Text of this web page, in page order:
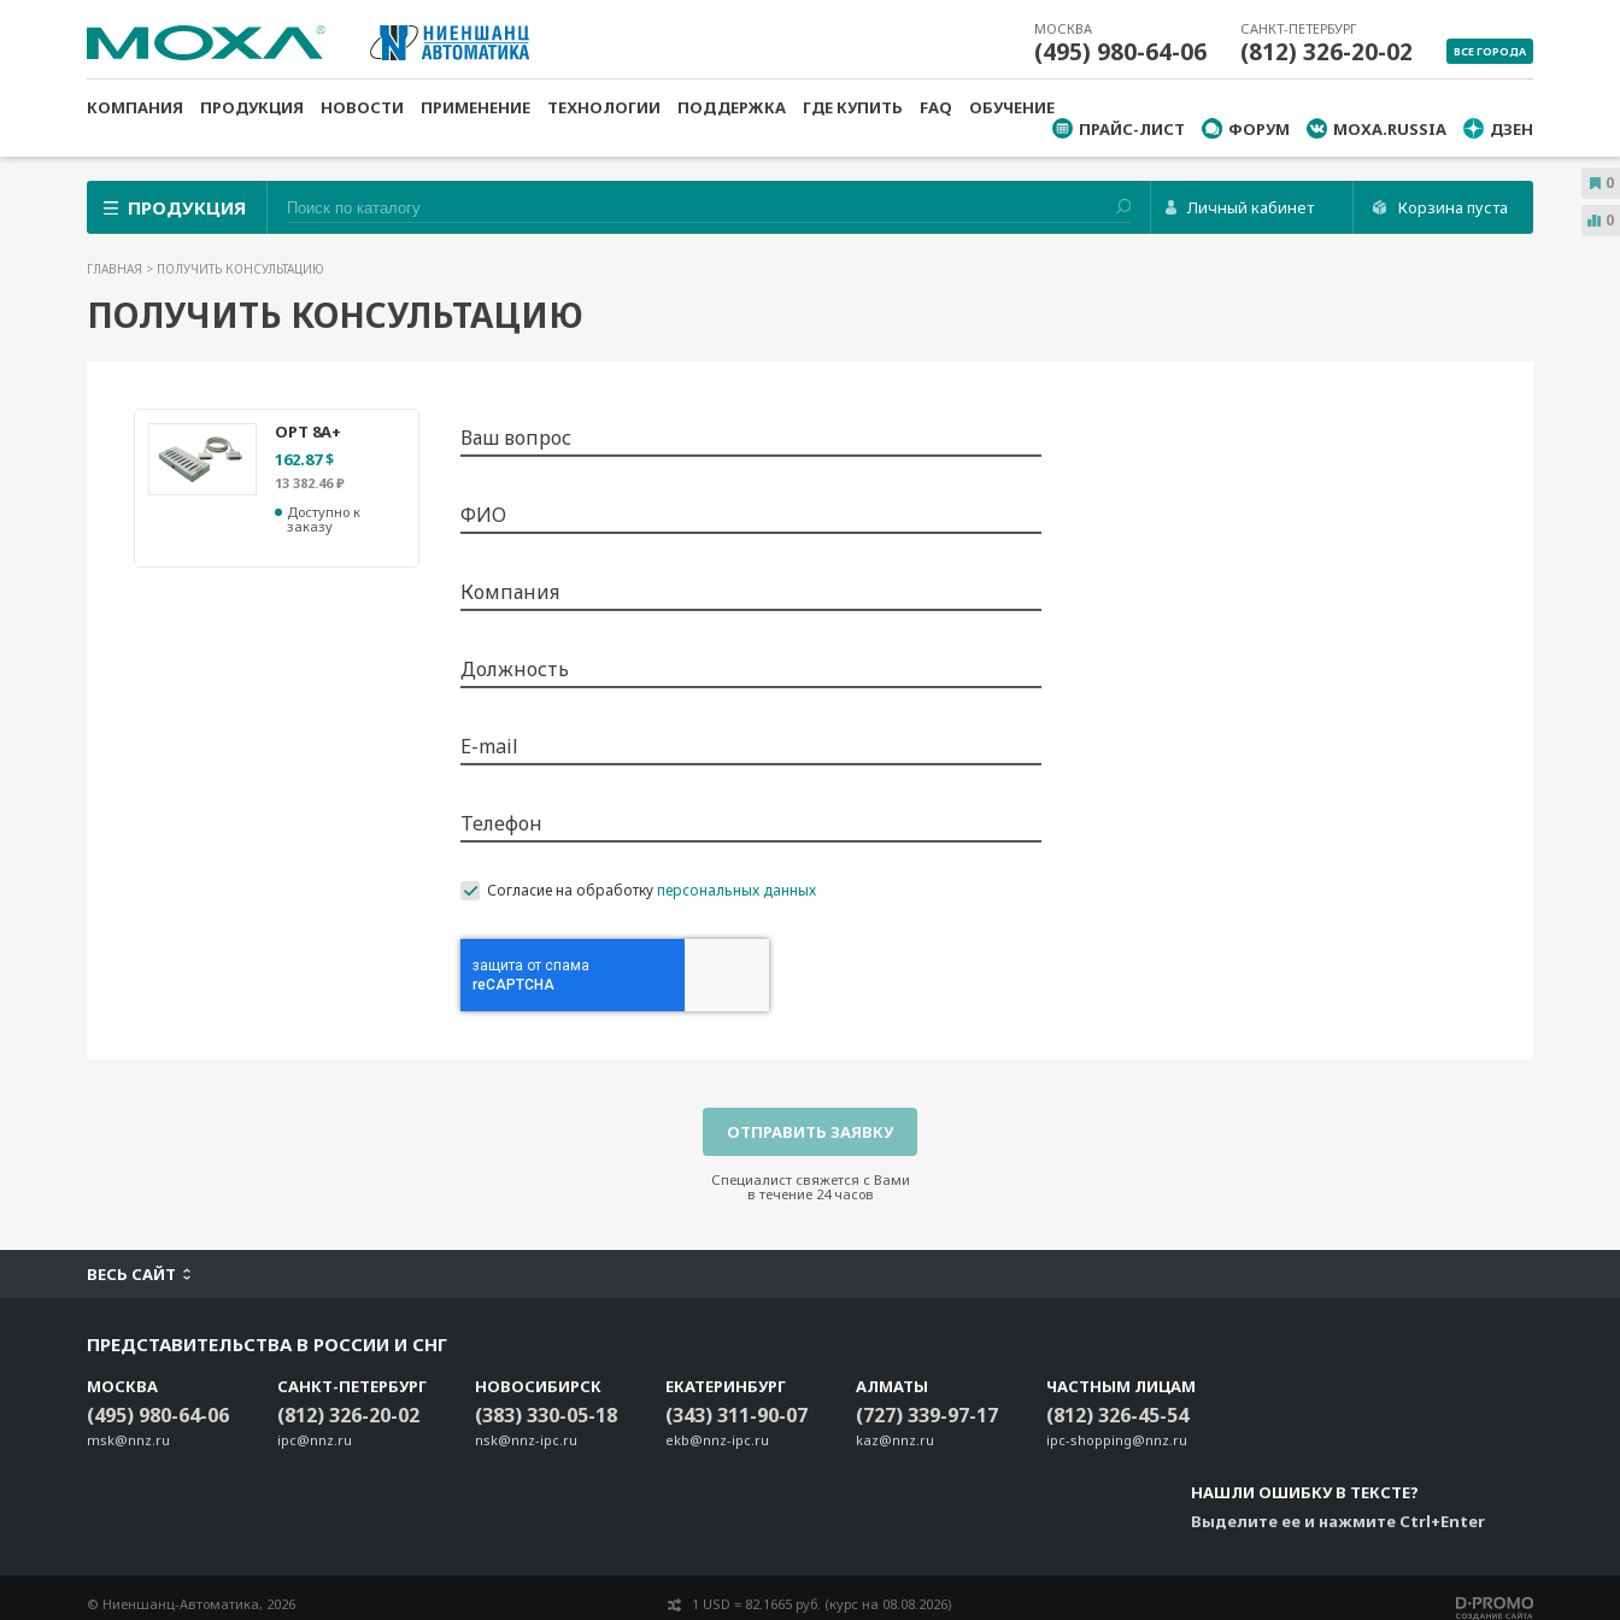
МОСКВА
(495) 980-64-06
САНКТ-ПЕТЕРБУРГ
(812) 326-20-02 ВСЕ ГОРОДА
КОМПАНИЯ ПРОДУКЦИЯ НОВОСТИ ПРИМЕНЕНИЕ ТЕХНОЛОГИИ ПОДДЕРЖКА ГДЕ КУПИТЬ FAQ
ОБУЧЕНИЕ
ПРАЙС-ЛИСТ
ФОРУМ MOXA.RUSSIA ДЗЕН
ПРОДУКЦИЯ Личный кабинет Корзина пуста
ГЛАВНАЯ > ПОЛУЧИТЬ КОНСУЛЬТАЦИЮ
ПОЛУЧИТЬ КОНСУЛЬТАЦИЮ
OPT 8A+
162.87 $
13 382.46 ₽
Доступно к
заказу
Ваш вопрос
ФИО
Компания
Должность
E-mail
Телефон
Согласие на обработкуперсональных данных
Специалист свяжется с Вами
в течение 24 часов
ВЕСЬ САЙТ
ПРЕДСТАВИТЕЛЬСТВА В РОССИИ И СНГ
МОСКВА
(495) 980-64-06
msk@nnz.ru
САНКТ-ПЕТЕРБУРГ
(812) 326-20-02
ipc@nnz.ru
НОВОСИБИРСК
(383) 330-05-18
nsk@nnz-ipc.ru
ЕКАТЕРИНБУРГ
(343) 311-90-07
ekb@nnz-ipc.ru
АЛМАТЫ
(727) 339-97-17
kaz@nnz.ru
ЧАСТНЫМ ЛИЦАМ
(812) 326-45-54
ipc-shopping@nnz.ru
НАШЛИ ОШИБКУ В ТЕКСТЕ?
Выделите ее и нажмите Ctrl+Enter
© Ниеншанц-Автоматика, 2026
1 USD = 82.1665 руб. (курс на 08.08.2026)
0
0